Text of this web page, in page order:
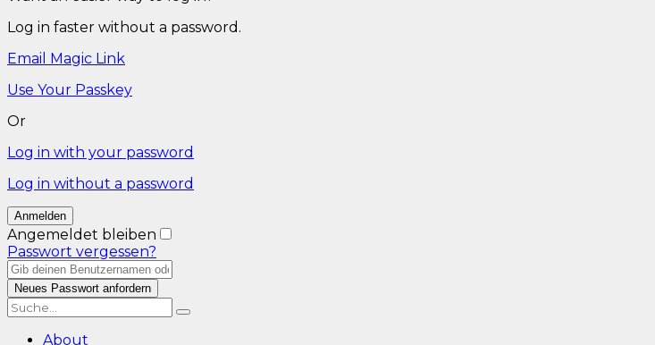
Log in faster without a password.
Email Magic Link
Use Your Passkey
Or
Log in with your password
Log in without a password
Angemeldet bleiben
Passwort vergessen?
About